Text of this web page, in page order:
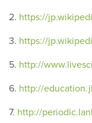
2. https://
3. https://
5. http://
6. http://
7. http://